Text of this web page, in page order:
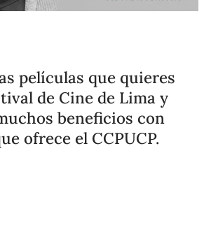
películas que quieres
de Cine de Lima y
beneficios con
ofrece el CCPUCP.